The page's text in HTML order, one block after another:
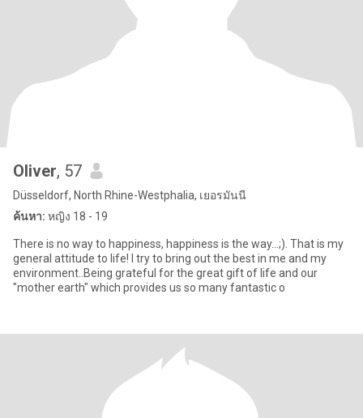
Oliver, 57
Düsseldorf, North Rhine-Westphalia, เยอรมันนี
ค้นหา: หญิง 18 - 19
There is no way to happiness, happiness is the way...;). That is my
general attitude to life! I try to bring out the best in me and my
environment..Being grateful for the great gift of life and our
"mother earth" which provides us so many fantastic o